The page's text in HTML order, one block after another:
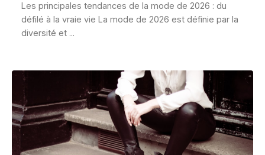
Les principales tendances de la mode de 2026 : du
défilé à la vraie vie La mode de 2026 est définie par la
diversité et ...